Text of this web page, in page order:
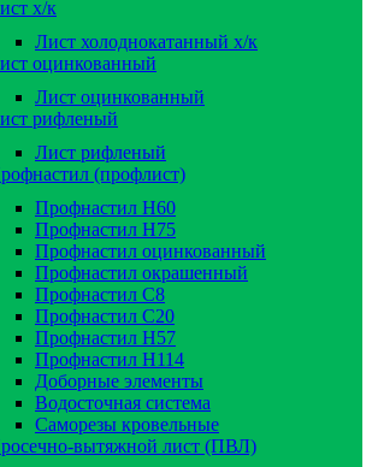
х/к
Лист холоднокатанный х/к
оцинкованный
Лист оцинкованный
рифленый
Лист рифленый
(профлист)
Профнастил Н60
Профнастил Н75
Профнастил оцинкованный
Профнастил окрашенный
Профнастил С8
Профнастил С20
Профнастил Н57
Профнастил Н114
Доборные элементы
Водосточная система
Саморезы кровельные
вытяжной лист (ПВЛ)